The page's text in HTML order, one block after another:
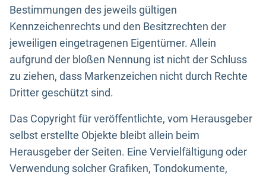
Bestimmungen des jeweils gültigen
Kennzeichenrechts und den Besitzrechten der
jeweiligen eingetragenen Eigentümer. Allein
aufgrund der bloßen Nennung ist nicht der Schluss
zu ziehen, dass Markenzeichen nicht durch Rechte
Dritter geschützt sind.
Das Copyright für veröffentlichte, vom Herausgeber
selbst erstellte Objekte bleibt allein beim
Herausgeber der Seiten. Eine Vervielfältigung oder
Verwendung solcher Grafiken, Tondokumente,